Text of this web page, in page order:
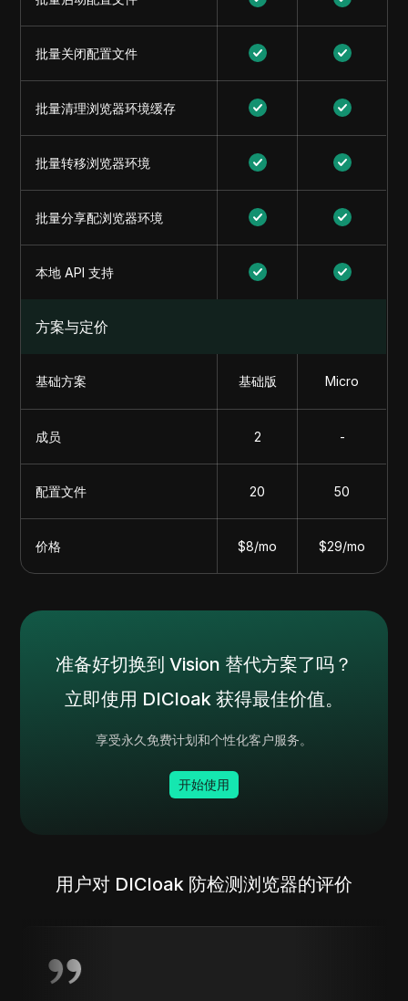
批量关闭配置文件
批量清理浏览器环境缓存
批量转移浏览器环境
批量分享配浏览器环境
本地 API 支持
方案与定价
基础方案 基础版 Micro
成员 2 -
配置文件 20 50
价格 $8/mo $29/mo
准备好切换到 Vision 替代方案了吗？
立即使用 DICloak 获得最佳价值。
享受永久免费计划和个性化客户服务。
开始使用
用户对 DICloak 防检测浏览器的评价